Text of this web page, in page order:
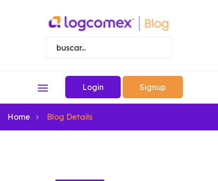
Login Signup
Home Blog Details